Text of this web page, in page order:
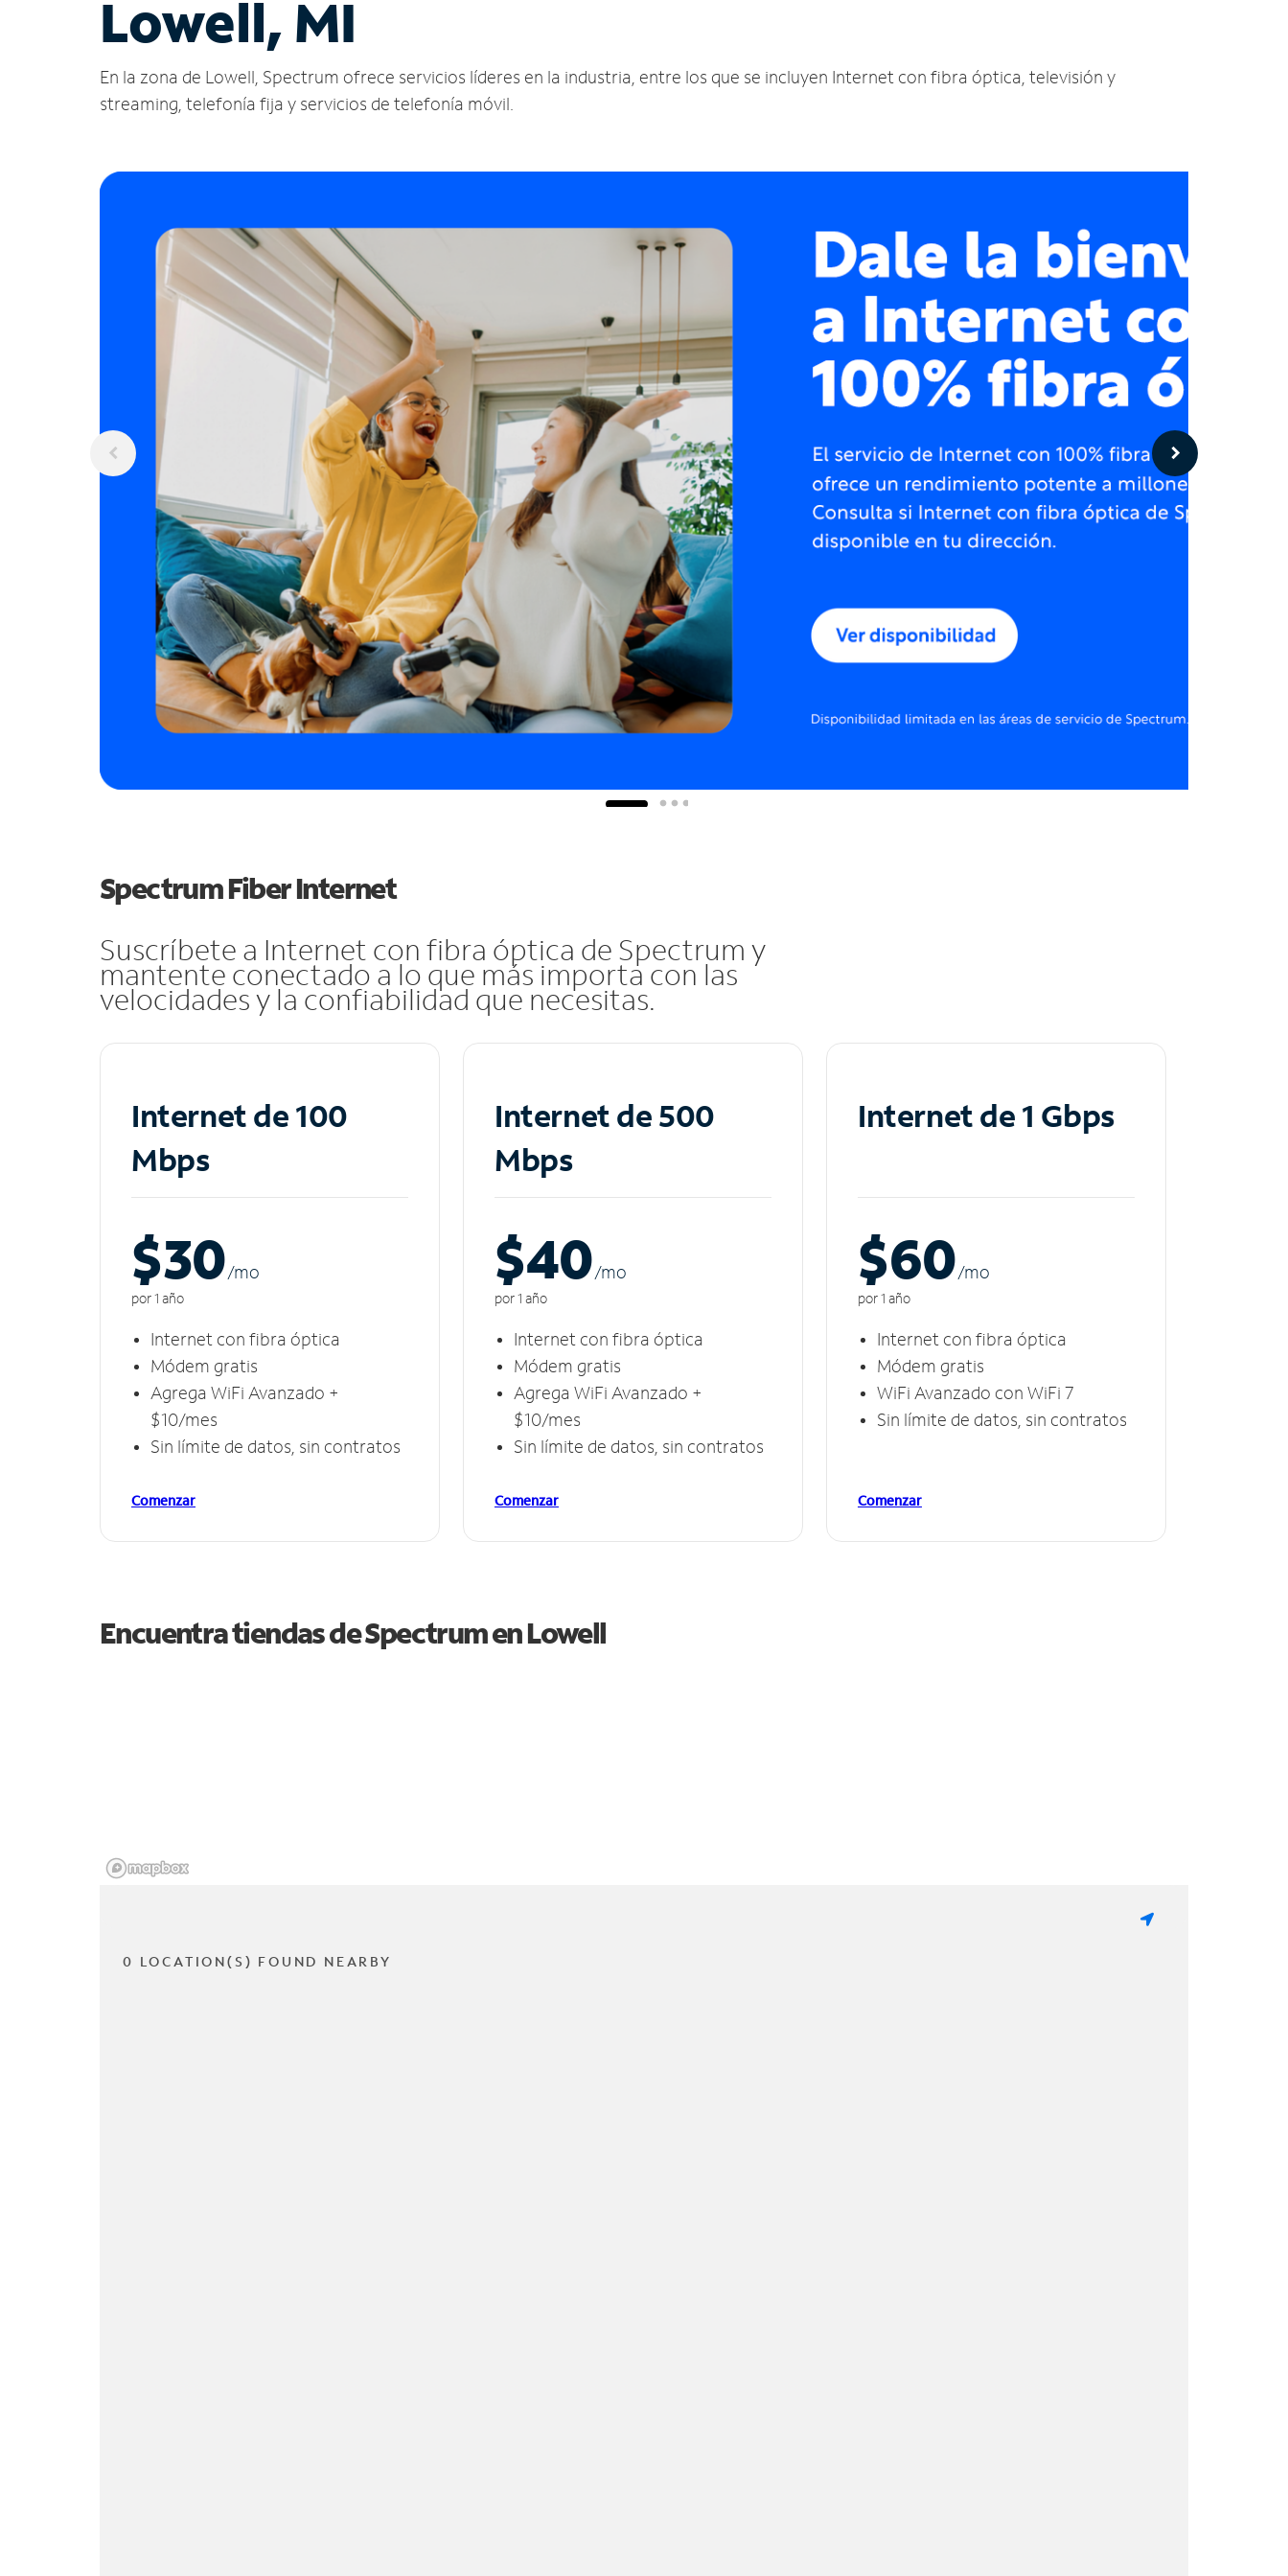
Lowell, MI
En la zona de Lowell, Spectrum ofrece servicios líderes en la industria, entre los que se incluyen Internet con fibra óptica, televisión y
streaming, telefonía fija y servicios de telefonía móvil.
Spectrum Fiber Internet
Suscríbete a Internet con fibra óptica de Spectrum y
mantente conectado a lo que más importa con las
velocidades y la confiabilidad que necesitas.
Internet de 100
Mbps
$30/mo
por 1 año
Internet con fibra óptica
Módem gratis
Agrega WiFi Avanzado +
$10/mes
Sin límite de datos, sin contratos
Comenzar
Internet de 500
Mbps
$40/mo
por 1 año
Internet con fibra óptica
Módem gratis
Agrega WiFi Avanzado +
$10/mes
Sin límite de datos, sin contratos
Comenzar
Internet de 1 Gbps
$60/mo
por 1 año
Internet con fibra óptica
Módem gratis
WiFi Avanzado con WiFi 7
Sin límite de datos, sin contratos
Comenzar
Encuentra tiendas de Spectrum enLowell
0 LOCATION(S) FOUND NEARBY